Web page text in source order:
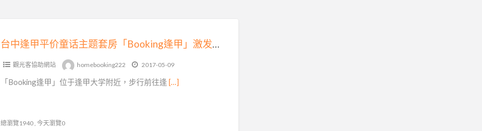
台中逢甲平价童话主题套房「Booking逢甲」激发妳的少女心
觀光客協助網站 homebooking222 2017-05-09
「Booking逢甲」位于逢甲大学附近，步行前往逢 […]
總瀏覽1940 , 今天瀏覽0